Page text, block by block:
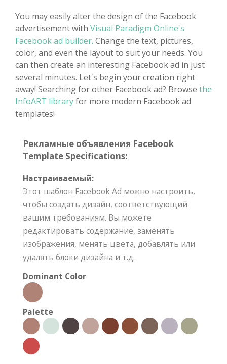
You may easily alter the design of the Facebook
advertisement with Visual Paradigm Online's
Facebook ad builder. Change the text, pictures,
color, and even the layout to suit your needs. You
can then create an interesting Facebook ad in just
several minutes. Let's begin your creation right
away! Searching for other Facebook ad? Browse the
InfoART libraryfor more modern Facebook ad
templates!
Рекламные объявления Facebook
Template Specifications:
Настраиваемый:
Этот шаблон Facebook Ad можно настроить,
чтобы создать дизайн, соответствующий
вашим требованиям. Вы можете
редактировать содержание, заменять
изображения, менять цвета, добавлять или
удалять блоки дизайна и т.д.
Dominant Color
Palette